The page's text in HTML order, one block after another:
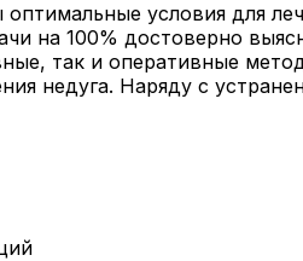
условия для
на 100% достоверно
так и оперативные
недуга. Наряду с